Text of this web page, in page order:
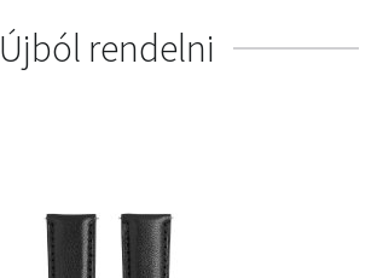
Újból rendelni